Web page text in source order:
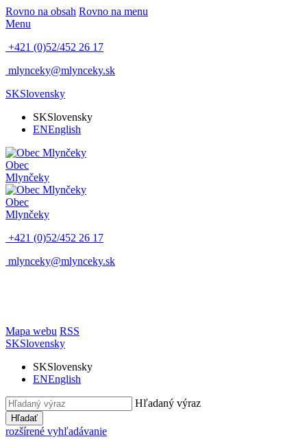
Rovno na obsah Rovno na menu
Menu
+421 (0)52/452 26 17
mlynceky@mlynceky.sk
SKSlovensky
SKSlovensky
ENEnglish
Obec
Mlynčeky
Obec
Mlynčeky
+421 (0)52/452 26 17
mlynceky@mlynceky.sk
Mapa webu RSS
SKSlovensky
SKSlovensky
ENEnglish
Hľadaný výraz
Hľadať
rozšírené vyhľadávanie